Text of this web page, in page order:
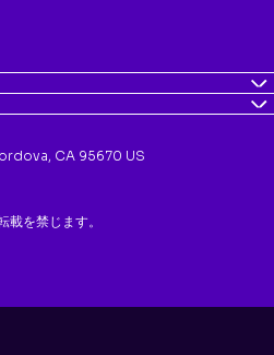
CA 95670 US
を禁じます。